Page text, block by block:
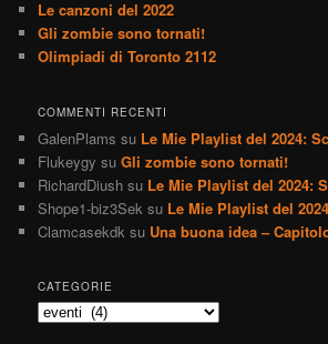
Le canzoni del 2022
Gli zombie sono tornati!
Olimpiadi di Toronto 2112
COMMENTI RECENTI
GalenPlams su Le Mie Playlist del 2024:
Flukeygy suGli zombie sono tornati!
RichardDiush su Le Mie Playlist del 2024:
Shope1-biz3Sek su Le Mie Playlist del
Clamcasekdk su Una buona idea –
CATEGORIE
Categorie